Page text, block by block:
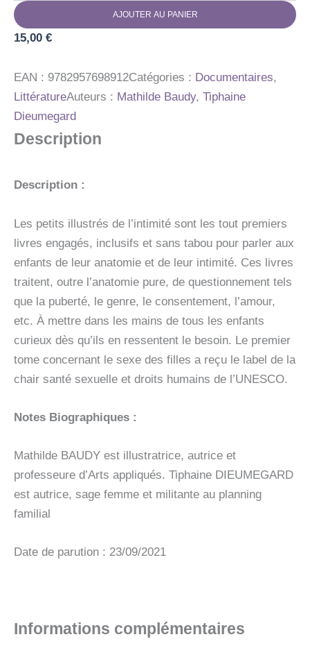
LE
PETIT
ILLUSTRE
DU
PENIS,
DES
TESTICULES,
DU
SCROTUM,
DES
AJOUTER AU PANIER
15,00 €
EAN : 9782957698912Catégories : Documentaires,
LittératureAuteurs : Mathilde Baudy, Tiphaine
Dieumegard
Description
Description :
Les petits illustrés de l’intimité sont les tout premiers
livres engagés, inclusifs et sans tabou pour parler aux
enfants de leur anatomie et de leur intimité. Ces livres
traitent, outre l’anatomie pure, de questionnement tels
que la puberté, le genre, le consentement, l’amour,
etc. À mettre dans les mains de tous les enfants
curieux dès qu’ils en ressentent le besoin. Le premier
tome concernant le sexe des filles a reçu le label de la
chair santé sexuelle et droits humains de l’UNESCO.
Notes Biographiques :
Mathilde BAUDY est illustratrice, autrice et
professeure d’Arts appliqués. Tiphaine DIEUMEGARD
est autrice, sage femme et militante au planning
familial
Date de parution : 23/09/2021
Informations complémentaires